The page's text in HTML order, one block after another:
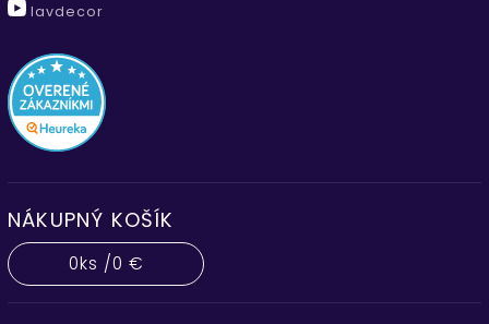
lavdecor
NÁKUPNÝ KOŠÍK
0ks /0 €